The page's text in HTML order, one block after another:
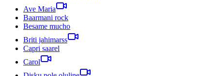
Ave Maria
Baarmani rock
Besame mucho
Briti jahimarss
Capri saarel
Carol